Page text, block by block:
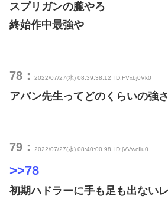
スプリガンの朧やろ
終始作中最強や
78： 2022/07/27(水) 08:39:38.12 ID:FVxbj0Vk0
アバン先生ってどのくらいの強
79： 2022/07/27(水) 08:40:00.98 ID:jVVwcIlu0
>>78
初期ハドラーに手も足も出ない